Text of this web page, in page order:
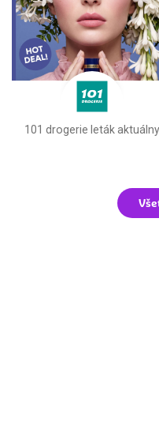
101 drogerie leták aktuálny